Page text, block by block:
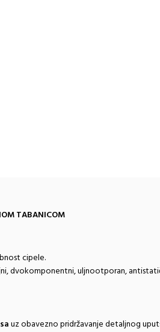
TABANICOM
cipele.
dvokomponentni, uljnootporan,
uz obavezno pridržavanje detaljnog